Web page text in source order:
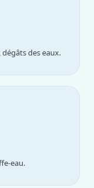
des eaux.
eau.